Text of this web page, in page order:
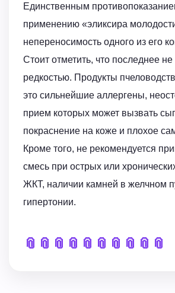
Единственным
применению «эликсира
непереносимость одного из его
Стоит отметить, что последнее не
редкостью. Продукты
это сильнейшие аллергены,
прием которых может вызвать
покраснение на коже и плохое
Кроме того, не рекомендуется
смесь при острых или
ЖКТ, наличии камней в желчном
гипертонии.
📎 📎 📎 📎 📎 📎 📎 📎 📎 📎